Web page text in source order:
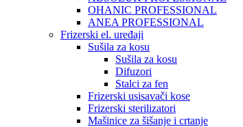
OHANIC PROFESSIONAL
ANEA PROFESSIONAL
Frizerski el. uređaji
Sušila za kosu
Sušila za kosu
Difuzori
Stalci za fen
Frizerski usisavači kose
Frizerski sterilizatori
Mašinice za šišanje i crtanje